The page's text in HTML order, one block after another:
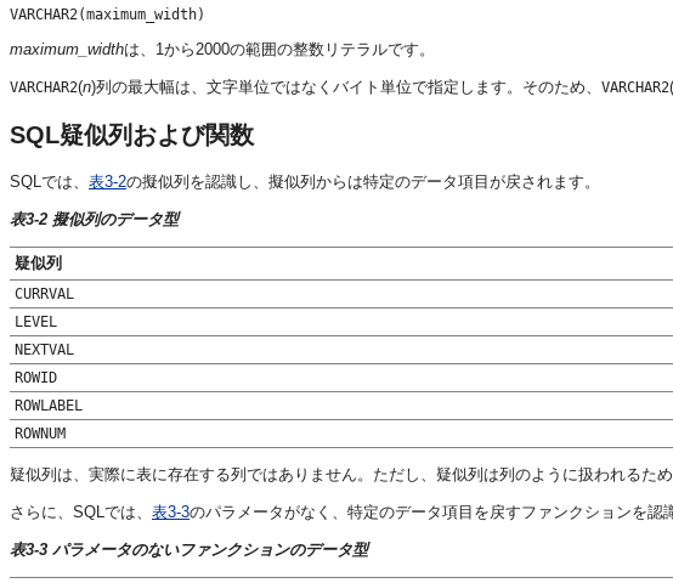
maximum_widthは、1から2000の範囲の整数リテラルです。
VARCHAR2(n)列の最大幅は、文字単位ではなくバイト単位で指定します。そのため、 VARCHAR2(
SQL疑似列および関数
SQLでは、 表3-2の擬似列を認識し、擬似列からは特定のデータ項目が戻されます。
表3-2 擬似列のデータ型
疑似列
CURRVAL
LEVEL
NEXTVAL
ROWID
ROWLABEL
ROWNUM
疑似列は、実際に表に存在する列ではありません。ただし、疑似列は列のように扱われるた
さらに、SQLでは、 表3-3のパラメータがなく、特定のデータ項目を戻すファンクションを認
表3-3 パラメータのないファンクションのデータ型